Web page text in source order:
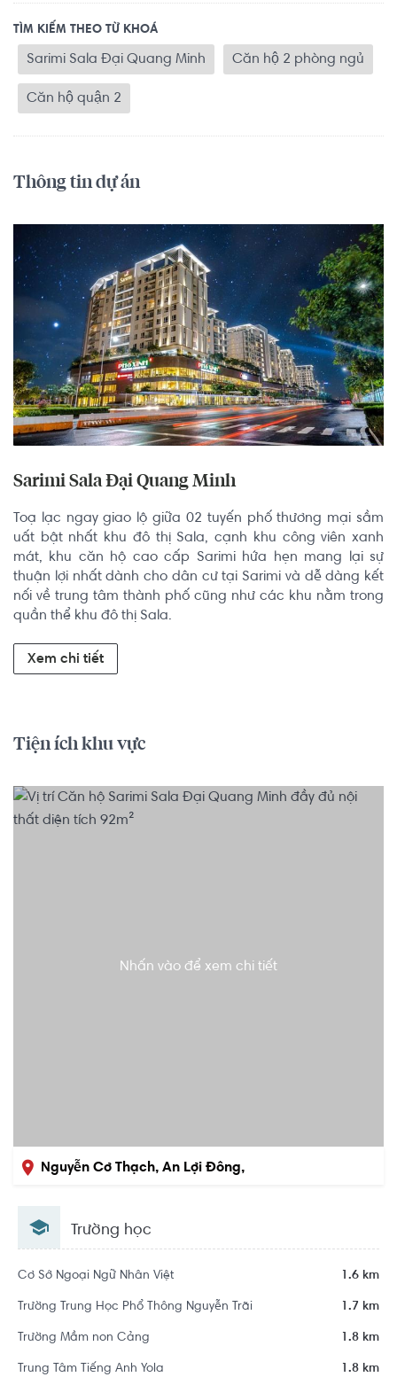
TÌM KIẾM THEO TỪ KHOÁ
Sarimi Sala Đại Quang Minh Căn hộ 2 phòng ngủ
Căn hộ quận 2
Thông tin dự án
Sarimi Sala Đại Quang Minh
Toạ lạc ngay giao lộ giữa 02 tuyến phố thương mại sầm
uất bật nhất khu đô thị Sala, cạnh khu công viên xanh
mát, khu căn hộ cao cấp Sarimi hứa hẹn mang lại sự
thuận lợi nhất dành cho dân cư tại Sarimi và dễ dàng kết
nối về trung tâm thành phố cũng như các khu nằm trong
quần thể khu đô thị Sala.
Xem chi tiết
Tiện ích khu vực
Nhấn vào để xem chi tiết
Nguyễn Cơ Thạch, An Lợi Đông,
Khu dân cư Sala Đại Quang Minh
Trường học
Cơ Sở Ngoại Ngữ Nhân Việt 1.6 km
Trường Trung Học Phổ Thông Nguyễn Trãi 1.7 km
Trường Mầm non Cảng 1.8 km
Trung Tâm Tiếng Anh Yola 1.8 km